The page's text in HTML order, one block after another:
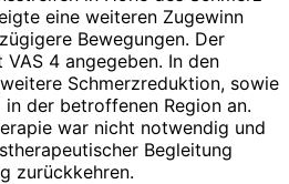
eine weiteren Zugewinn
Bewegungen. Der
4 angegeben. In den
Schmerzreduktion, sowie
der betroffenen Region an.
war nicht notwendig und
Begleitung
zurückkehren.